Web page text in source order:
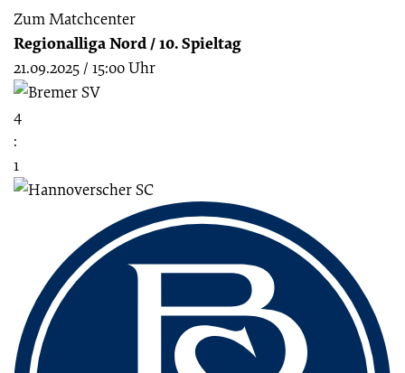
Zum Matchcenter
Regionalliga Nord/10. Spieltag
21.09.2025 / 15:00 Uhr
4
:
1